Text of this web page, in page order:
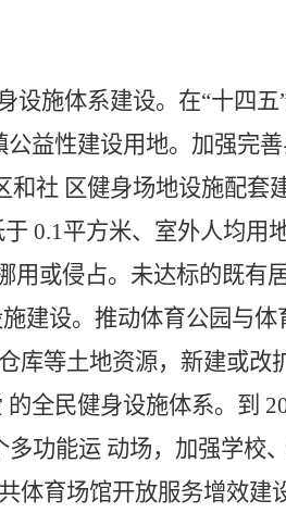
设施体系建设。在“十四五
益性建设用地。加强完
和社 区健身场地设施配套
0.1平方米、室外人均用
用或侵占。未达标的既有
建设。推动体育公园与体
库等土地资源，新建或改
全民健身设施体系。到
功能运 动场，加强学校
体育场馆开放服务增效建